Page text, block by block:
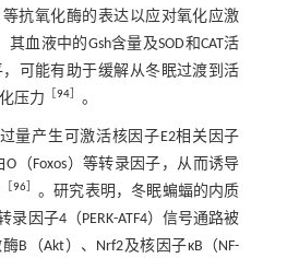
等抗氧化酶的表达以应对氧化应激
血液中的Gsh含量及SOD和CAT活
可能有助于缓解从冬眠过渡到活
压力
94］ 。
量产生可激活核因子E2相关因子
（Foxos）等转录因子，从而诱导
96］ 。研究表明，冬眠蝙蝠的内质
因子4（PERK-ATF4）信号通路被
B（Akt）、Nrf2及核因子κB（NF-